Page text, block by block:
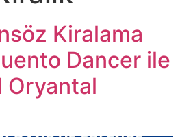
Kiralama
Dancer ile
Oryantal